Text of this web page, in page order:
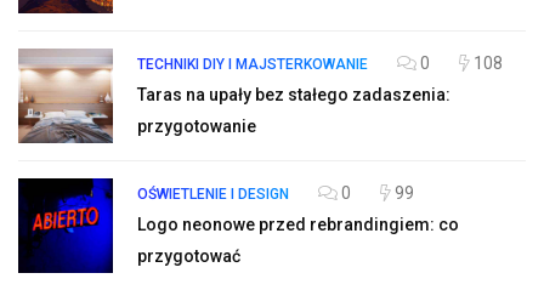
TECHNIKI DIY I MAJSTERKOWANIE 0
108
Taras na upały bez stałego zadaszenia:
przygotowanie
OŚWIETLENIE I DESIGN 0
99
Logo neonowe przed rebrandingiem: co
przygotować